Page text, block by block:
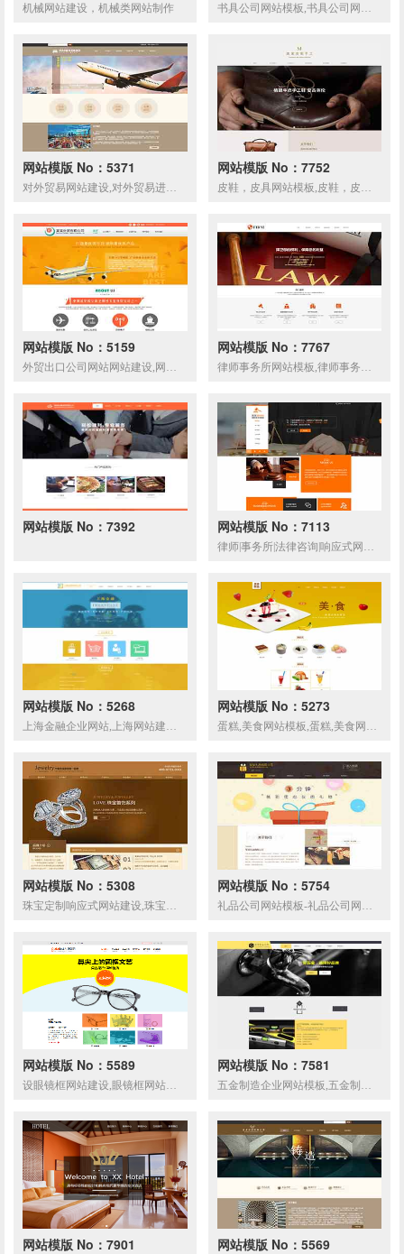
机械网站建设，机械类网站制作
网站模版 No：5371 网站模版 No：7752
网站模版 No：5159 网站模版 No：7767
网站模版 No：7392 网站模版 No：7113
网站模版 No：5268 网站模版 No：5273
网站模版 No：5308 网站模版 No：5754
网站模版 No：5589 网站模版 No：7581
网站模版 No：7901 网站模版 No：5569